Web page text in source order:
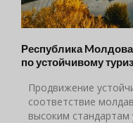
Республика Mолдова
по устойчивому
Продвижение
соответствие
высоким стандартам